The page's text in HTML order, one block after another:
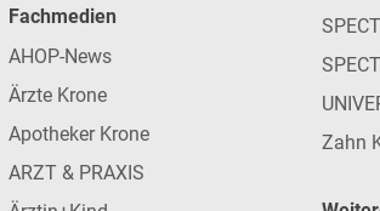
Fachmedien
AHOP-News
Ärzte Krone
Apotheker Krone
ARZT & PRAXIS
Zahn